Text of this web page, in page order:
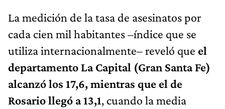
La medición de la tasa de asesinatos por
cada cien mil habitantes –índice que se
utiliza internacionalmente– reveló que el
departamento La Capital (Gran Santa Fe)
alcanzó los 17,6, mientras que el de
Rosario llegó a 13,1, cuando la media